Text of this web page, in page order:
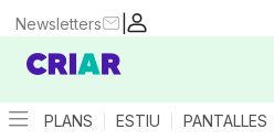
|
Newsletters
PLANS ESTIU PANTALLES